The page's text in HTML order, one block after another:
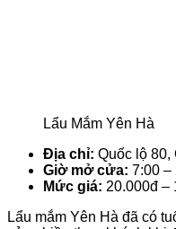
Lẩu Mắm Yên Hà
Địa chỉ: Quốc lộ 80,
Giờ mở cửa: 7:00 –
Mức giá: 20.000đ –
Lẩu mắm Yên Hà đã có